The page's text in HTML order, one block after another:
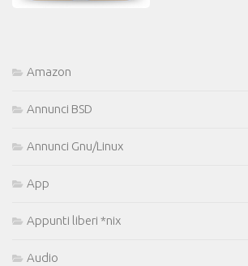
Amazon
Annunci BSD
Annunci Gnu/Linux
App
Appunti liberi *nix
Audio